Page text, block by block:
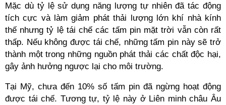
Mặc dù tỷ lệ sử dụng năng lượng tự nhiên đã tác động
tích cực và làm giảm phát thải lượng lớn khí nhà kính
thế nhưng tỷ lệ tái chế các tấm pin mặt trời vẫn còn rất
thấp. Nếu không được tái chế, những tấm pin này sẽ trở
thành một trong những nguồn phát thải các chất độc hại,
gây ảnh hưởng ngược lại cho môi trường.
Tại Mỹ, chưa đến 10% số tấm pin đã ngừng hoạt động
được tái chế. Tương tự, tỷ lệ này ở Liên minh châu Âu